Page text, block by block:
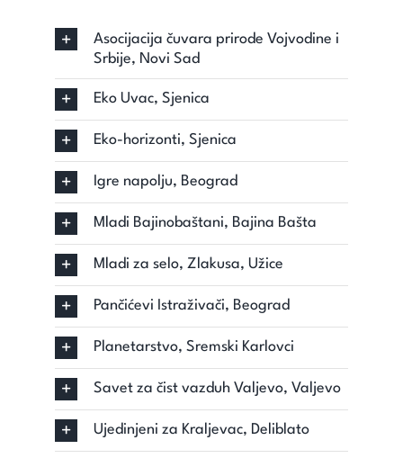
Asocijacija čuvara prirode Vojvodine i
Srbije, Novi Sad
Eko Uvac, Sjenica
Eko-horizonti, Sjenica
Igre napolju, Beograd
Mladi Bajinobaštani, Bajina Bašta
Mladi za selo, Zlakusa, Užice
Pančićevi Istraživači, Beograd
Planetarstvo, Sremski Karlovci
Savet za čist vazduh Valjevo, Valjevo
Ujedinjeni za Kraljevac, Deliblato